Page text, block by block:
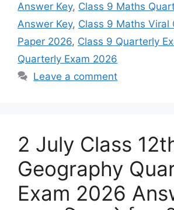
Answer Key, Class 9 Maths
Answer Key, Class 9 Maths Viral
Paper 2026, Class 9 Quarterly
Quarterly Exam 2026
Leave a comment
2 July Class
Geography
Exam 2026